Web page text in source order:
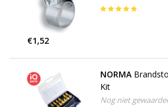
€1,52
NORMA
Kit
Nog niet